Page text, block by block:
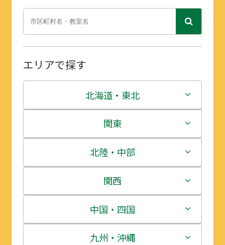
エリアで探す
北海道・東北
北海道
青森県
岩手県
宮城県
秋田県
関東
茨城県
栃木県
群馬県
埼玉県
北陸・中部
新潟県
富山県
石川県
関西
三重県
滋賀県
中国・四国
鳥取県
九州・沖縄